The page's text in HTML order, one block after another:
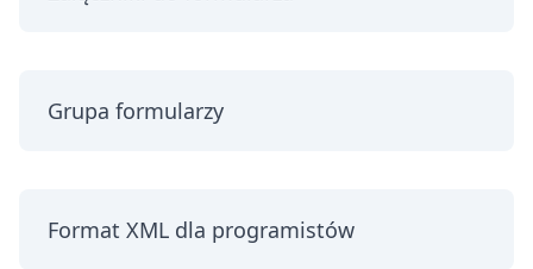
Grupa formularzy
Format XML dla programistów